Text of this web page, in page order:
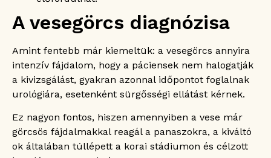
A vesegörcs diagnózisa
Amint fentebb már kiemeltük: a vesegörcs annyira
intenzív fájdalom, hogy a páciensek nem halogatják
a kivizsgálást, gyakran azonnal időpontot foglalnak
urológiára, esetenként sürgősségi ellátást kérnek.
Ez nagyon fontos, hiszen amennyiben a vese már
görcsös fájdalmakkal reagál a panaszokra, a kiváltó
ok általában túllépett a korai stádiumon és célzott